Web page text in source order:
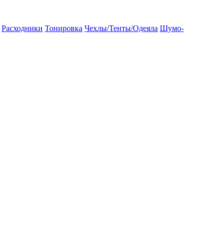
Расходники Тонировка Чехлы/Тенты/Одеяла Шумо-